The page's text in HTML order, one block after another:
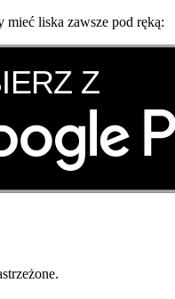
mieć liska zawsze pod ręką: